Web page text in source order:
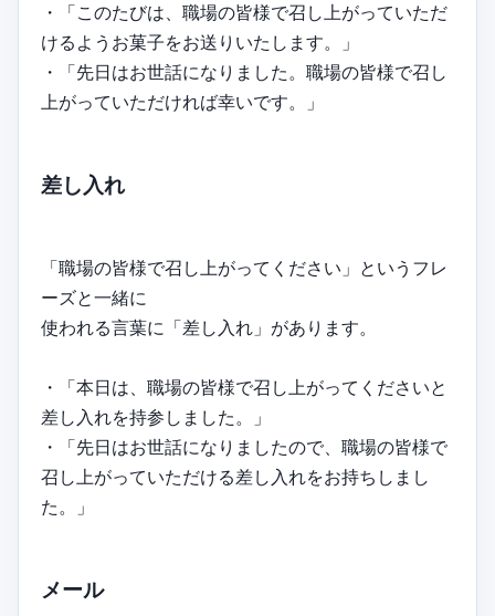
・「このたびは、職場の皆様で召し上がっていただ
けるようお菓子をお送りいたします。」
・「先日はお世話になりました。職場の皆様で召し
上がっていただければ幸いです。」
差し入れ
「職場の皆様で召し上がってください」というフレ
ーズと一緒に
使われる言葉に「差し入れ」があります。
・「本日は、職場の皆様で召し上がってくださいと
差し入れを持参しました。」
・「先日はお世話になりましたので、職場の皆様で
召し上がっていただける差し入れをお持ちしまし
た。」
メール